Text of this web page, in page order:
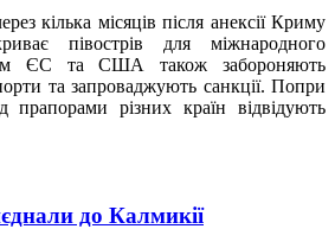
кілька місяців після анексії Криму
півострів для міжнародного
ЄС та США також забороняють
та запроваджують санкції. Попри
прапорами різних країн відвідують
до Калмикії